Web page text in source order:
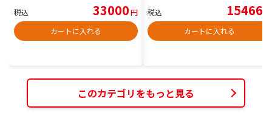
税込 33000円
カートに入れる
税込 15466
カートに入れる
このカテゴリをもっと見る